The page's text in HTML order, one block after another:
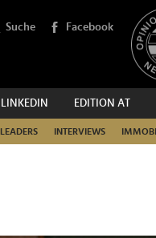
Suche Facebook
LINKEDIN EDITION AT
LEADERS INTERVIEWS
SUCHEN